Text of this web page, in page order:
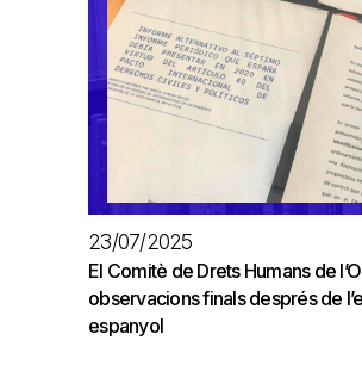
23/07/2025
El Comitè de Drets Humans de
observacions finals després de
espanyol